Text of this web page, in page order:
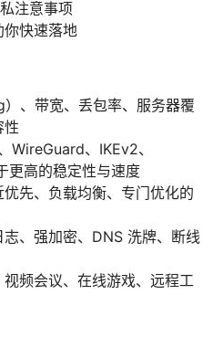
注意事项
你快速落地
、带宽、丢包率、服务器覆
性
WireGuard、IKEv2、
更高的稳定性与速度
先、负载均衡、专门优化的
、强加密、DNS 洗牌、断线
频会议、在线游戏、远程工